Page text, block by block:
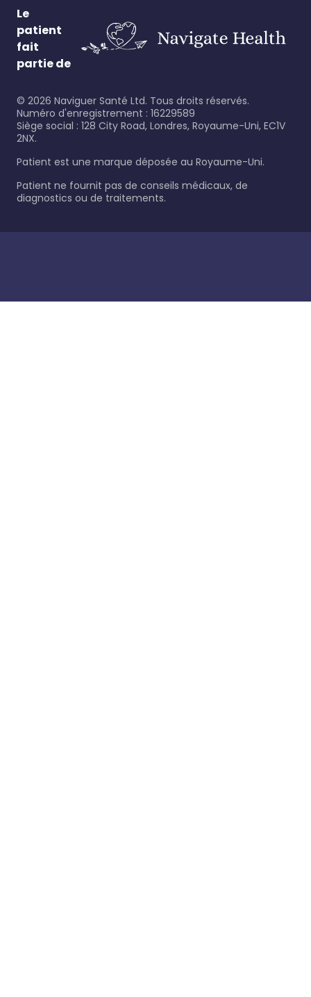
Le
patient
fait
partie de
© 2026 Naviguer Santé Ltd. Tous droits réservés.
Numéro d'enregistrement : 16229589
Siège social : 128 City Road, Londres, Royaume-Uni, EC1V
2NX.
Patient est une marque déposée au Royaume-Uni.
Patient ne fournit pas de conseils médicaux, de
diagnostics ou de traitements.